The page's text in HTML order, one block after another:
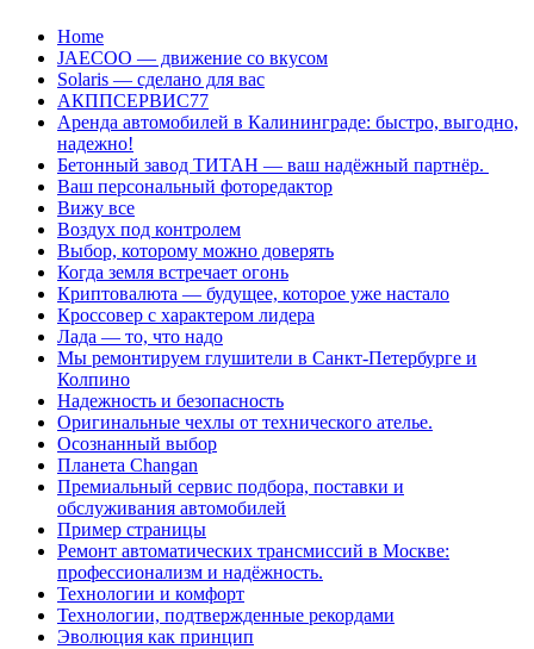
Перейти
содержанию
Home
JAECOO — движение со вкусом
Solaris — сделано для вас
АКППСЕРВИС77
Аренда автомобилей в Калининграде: быстро, выгодно,
надежно!
Бетонный завод ТИТАН — ваш надёжный партнёр.
Ваш персональный фоторедактор
Вижу все
Воздух под контролем
Выбор, которому можно доверять
Когда земля встречает огонь
Криптовалюта — будущее, которое уже настало
Кроссовер с характером лидера
Лада — то, что надо
Мы ремонтируем глушители в Санкт-Петербурге и
Колпино
Надежность и безопасность
Оригинальные чехлы от технического ателье.
Осознанный выбор
Планета Changan
Премиальный сервис подбора, поставки и
обслуживания автомобилей
Пример страницы
Ремонт автоматических трансмиссий в Москве:
профессионализм и надёжность.
Технологии и комфорт
Технологии, подтвержденные рекордами
Эволюция как принцип